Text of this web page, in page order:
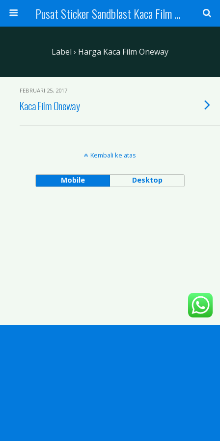
Pusat Sticker Sandblast Kaca Film Sandblasting Kaca Film Sticker
Label › Harga Kaca Film Oneway
FEBRUARI 25, 2017
Kaca Film Oneway
Kembali ke atas
Mobile Desktop